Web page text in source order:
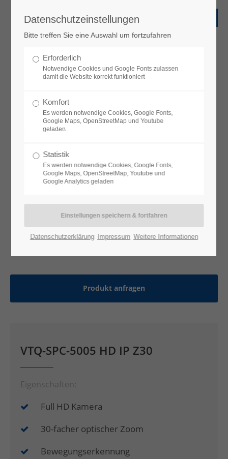
Produkt anfragen
VTQ-SPC-5005 HD IP Z30
Eigenschaften:
Full HD Kamera
30-facher optischer Zoom
Bewegungserkennung
Datenschutzeinstellungen
Bitte treffen Sie eine Auswahl um fortzufahren
Erforderlich
Notwendige Cookies und Google Fonts zulassen
damit die Website korrekt funktioniert
Komfort
Es werden notwendige Cookies, Google Fonts,
Google Maps, OpenStreetMap und Youtube
geladen
Statistik
Es werden notwendige Cookies, Google Fonts,
Google Maps, OpenStreetMap, Youtube und
Google Analytics geladen
Datenschutzerklärung Impressum Weitere Informationen